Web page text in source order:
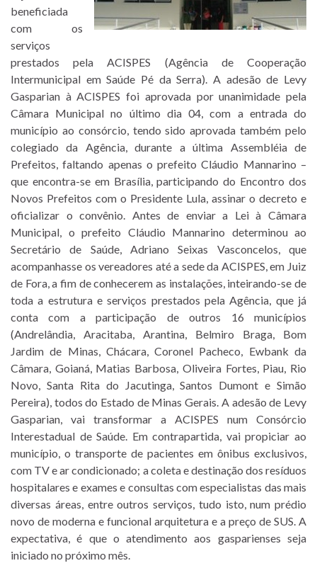
beneficiada
com os
serviços
prestados pela ACISPES (Agência de Cooperação
Intermunicipal em Saúde Pé da Serra). A adesão de Levy
Gasparian à ACISPES foi aprovada por unanimidade pela
Câmara Municipal no último dia 04, com a entrada do
município ao consórcio, tendo sido aprovada também pelo
colegiado da Agência, durante a última Assembléia de
Prefeitos, faltando apenas o prefeito Cláudio Mannarino –
que encontra-se em Brasília, participando do Encontro dos
Novos Prefeitos com o Presidente Lula, assinar o decreto e
oficializar o convênio. Antes de enviar a Lei à Câmara
Municipal, o prefeito Cláudio Mannarino determinou ao
Secretário de Saúde, Adriano Seixas Vasconcelos, que
acompanhasse os vereadores até a sede da ACISPES, em Juiz
de Fora, a fim de conhecerem as instalações, inteirando-se de
toda a estrutura e serviços prestados pela Agência, que já
conta com a participação de outros 16 municípios
(Andrelândia, Aracitaba, Arantina, Belmiro Braga, Bom
Jardim de Minas, Chácara, Coronel Pacheco, Ewbank da
Câmara, Goianá, Matias Barbosa, Oliveira Fortes, Piau, Rio
Novo, Santa Rita do Jacutinga, Santos Dumont e Simão
Pereira), todos do Estado de Minas Gerais. A adesão de Levy
Gasparian, vai transformar a ACISPES num Consórcio
Interestadual de Saúde. Em contrapartida, vai propiciar ao
município, o transporte de pacientes em ônibus exclusivos,
com TV e ar condicionado; a coleta e destinação dos resíduos
hospitalares e exames e consultas com especialistas das mais
diversas áreas, entre outros serviços, tudo isto, num prédio
novo de moderna e funcional arquitetura e a preço de SUS. A
expectativa, é que o atendimento aos gasparienses seja
iniciado no próximo mês.